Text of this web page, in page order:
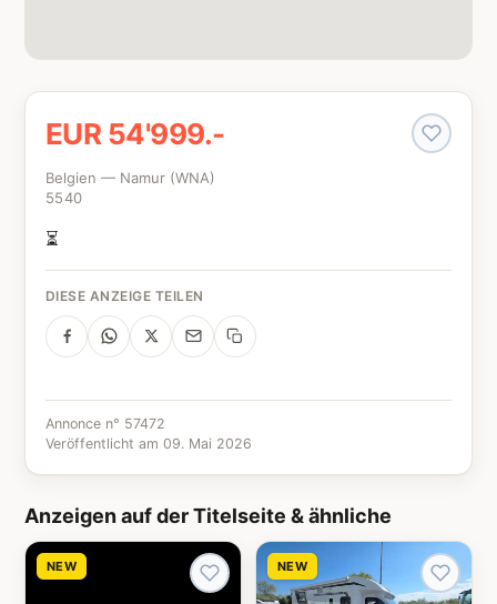
EUR 54'999.-
Belgien — Namur (WNA)
5540
⏳
DIESE ANZEIGE TEILEN
Annonce n° 57472
Veröffentlicht am 09. Mai 2026
Anzeigen auf der Titelseite & ähnliche
NEW NEW